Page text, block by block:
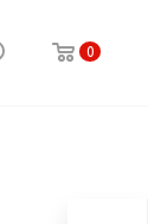
0